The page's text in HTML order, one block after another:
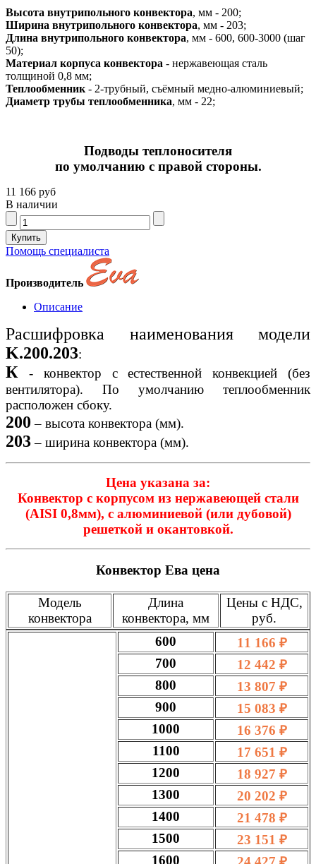
Высота внутрипольного конвектора, мм - 200;
Ширина внутрипольного конвектора, мм - 203;
Длина внутрипольного конвектора, мм - 600, 600-3000 (шаг
50);
Материал корпуса конвектора - нержавеющая сталь
толщиной 0,8 мм;
Теплообменник - 2-трубный, съёмный медно-алюминиевый;
Диаметр трубы теплообменника, мм - 22;
Подводы теплоносителя
по умолчанию с правой стороны.
11 166 руб
В наличии
Помощь специалиста
Производитель
Описание
Расшифровка наименования модели
K.200.203:
К
- конвектор с естественной конвекцией (без
вентилятора). По умолчанию теплообменник
расположен сбоку.
200 – высота конвектора (мм).
203– ширина конвектора (мм).
Цена указана за:
Конвектор с корпусом из нержавеющей стали
(AISI 0,8мм), с алюминиевой (или дубовой)
решеткой и окантовкой.
Конвектор Ева цена
Модель
конвектора
Длина
конвектора, мм
Цены с НДС,
руб.
600
11 166 ₽
700
12 442 ₽
800
13 807 ₽
900
15 083 ₽
1000
16 376 ₽
1100
17 651 ₽
1200
18 927 ₽
1300
20 202 ₽
1400
21 478 ₽
1500
23 151 ₽
1600